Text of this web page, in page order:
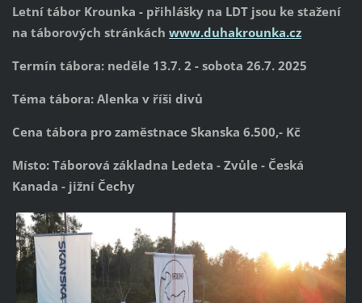
Letní tábor Krounka - přihlášky na LDT jsou ke stažení
na táborových stránkách www.duhakrounka.cz
Termín tábora: neděle 13.7. 2 - sobota 26.7. 2025
Téma tábora: Alenka v říši divů
Cena tábora pro zaměstnace Skanska 6.500,- Kč
Místo: Táborová základna Ledeta - Zvůle - Česká
Kanada - jižní Čechy